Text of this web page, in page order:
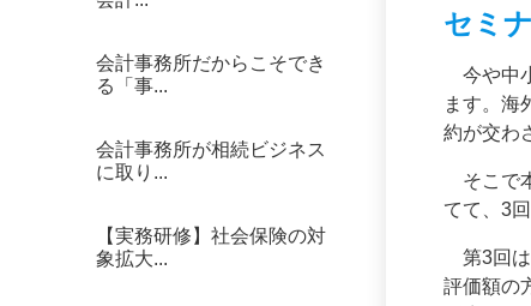
会計事務所だからこそでき
る「事...
会計事務所が相続ビジネス
に取り...
【実務研修】社会保険の対
象拡大...
セミ
今や中
ます。海
約が交わ
そこで
てて、3
第3回は
評価額の